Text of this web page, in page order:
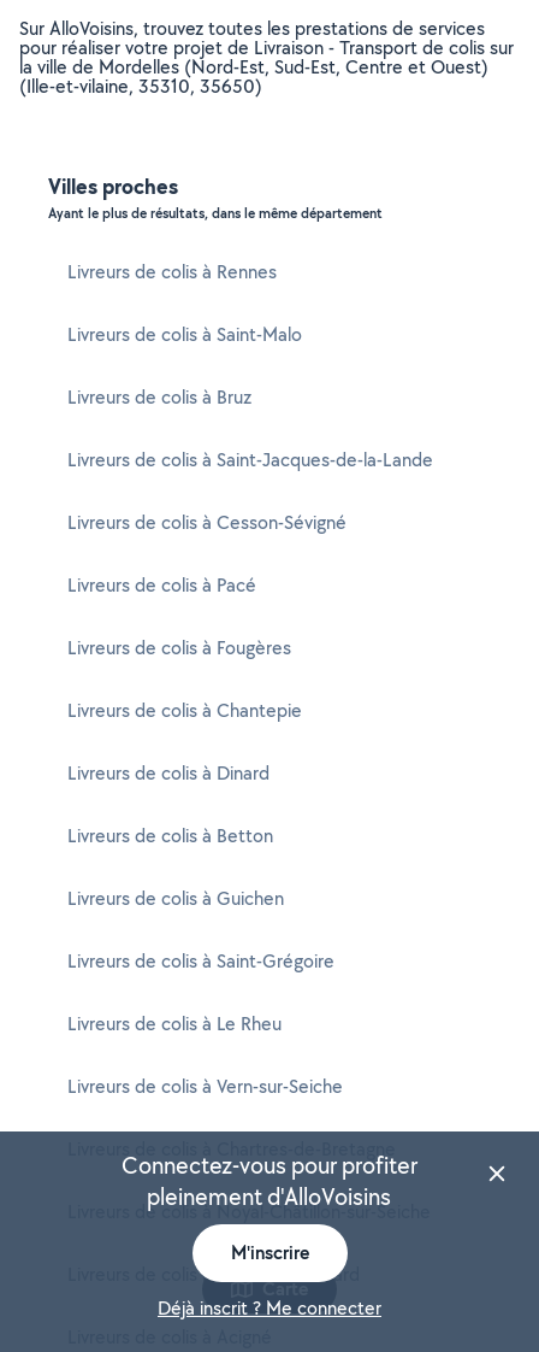
Sur AlloVoisins, trouvez toutes les prestations de services
pour réaliser votre projet de Livraison - Transport de colis sur
la ville de Mordelles (Nord-Est, Sud-Est, Centre et Ouest)
(Ille-et-vilaine, 35310, 35650)
Villes proches
Ayant le plus de résultats, dans le même département
Livreurs de colis à Rennes
Livreurs de colis à Saint-Malo
Livreurs de colis à Bruz
Livreurs de colis à Saint-Jacques-de-la-Lande
Livreurs de colis à Cesson-Sévigné
Livreurs de colis à Pacé
Livreurs de colis à Fougères
Livreurs de colis à Chantepie
Livreurs de colis à Dinard
Livreurs de colis à Betton
Livreurs de colis à Guichen
Livreurs de colis à Saint-Grégoire
Livreurs de colis à Le Rheu
Livreurs de colis à Vern-sur-Seiche
Livreurs de colis à Noyal-Châtillon-sur-Seiche
Livreurs de colis à Thorigné-Fouillard
Carte
Connectez-vous pour profiter
pleinement d'AlloVoisins
M'inscrire
Déjà inscrit ? Me connecter